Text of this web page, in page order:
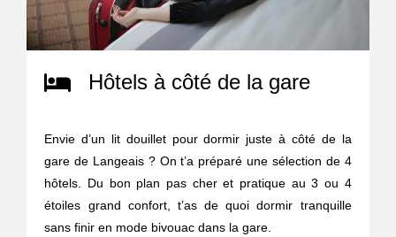
Hôtels à côté de la gare
Envie d’un lit douillet pour dormir juste à côté de la
gare de Langeais ? On t’a préparé une sélection de 4
hôtels. Du bon plan pas cher et pratique au 3 ou 4
étoiles grand confort, t’as de quoi dormir tranquille
sans finir en mode bivouac dans la gare.